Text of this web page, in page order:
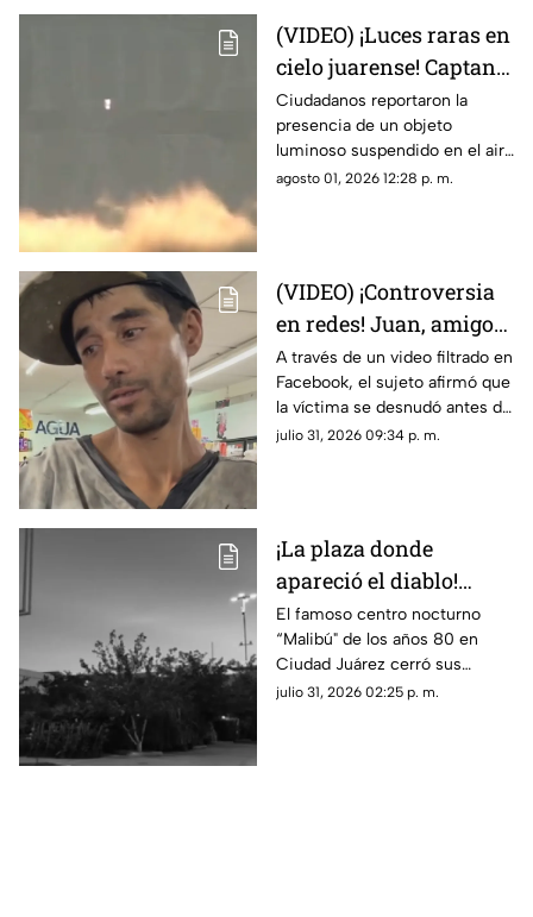
(VIDEO) ¡Luces raras en
cielo juarense! Captan
luz de extraña forma
que asemeja un OVNI
Ciudadanos reportaron la
presencia de un objeto
luminoso suspendido en el aire
que no coincidía con drones ni
agosto 01, 2026 12:28 p. m.
(VIDEO) ¡Controversia
en redes! Juan, amigo
de José Bélico, habría
movido un cadáver que
cayó en su dique
A través de un video filtrado en
Facebook, el sujeto afirmó que
la víctima se desnudó antes de
caer y justificó haber movido
julio 31, 2026 09:34 p. m.
¡La plaza donde
apareció el diablo!
Aseguran que hombre
con patas de cabra se
apareció en lo que hoy
es conocida tienda en
El famoso centro nocturno
“Malibú" de los años 80 en
Ciudad Juárez cerró sus
puertas tras una terrorífica
julio 31, 2026 02:25 p. m.